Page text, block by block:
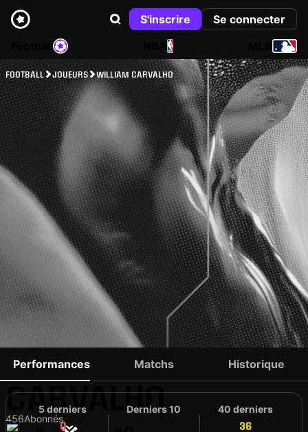
S'inscrire
Se connecter
NBA
FOOTBALL JOUEURS WILLIAM CARVALHO
WILLIAM
CARVALHO
456Abonnés
Performances Matchs Historique
5 derniers
0
Derniers 10 40 derniers
36